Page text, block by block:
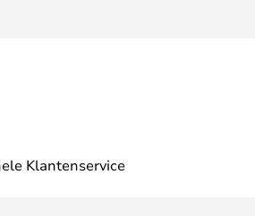
Klantenservice